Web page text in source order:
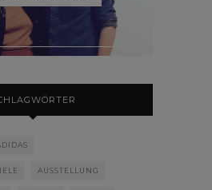
AUSSTELLUNG